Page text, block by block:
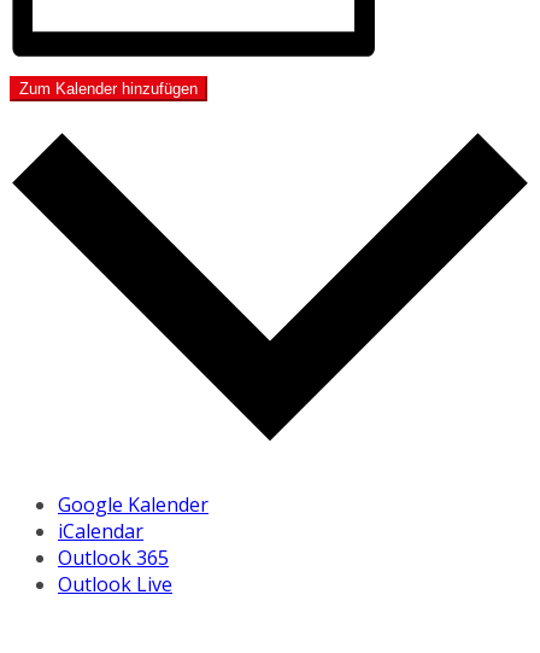
Zum Kalender hinzufügen
Google Kalender
iCalendar
Outlook 365
Outlook Live